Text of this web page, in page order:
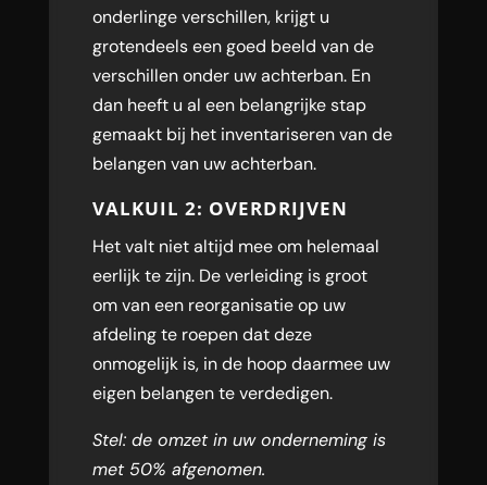
onderlinge verschillen, krijgt u
grotendeels een goed beeld van de
verschillen onder uw achterban. En
dan heeft u al een belangrijke stap
gemaakt bij het inventariseren van de
belangen van uw achterban.
VALKUIL 2: OVERDRIJVEN
Het valt niet altijd mee om helemaal
eerlijk te zijn. De verleiding is groot
om van een reorganisatie op uw
afdeling te roepen dat deze
onmogelijk is, in de hoop daarmee uw
eigen belangen te verdedigen.
Stel: de omzet in uw onderneming is
met 50% afgenomen.